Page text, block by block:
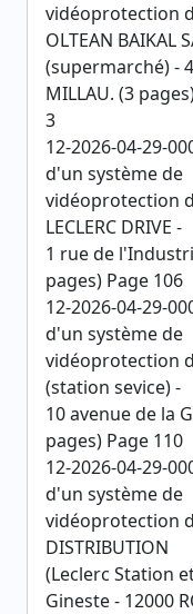
vidéoprotection
OLTEAN BAIKAL
(supermarché) -
MILLAU. (3
3
12-2026-04-29-
d'un système de
vidéoprotection
LECLERC DRIVE -
1 rue de
pages) Page 106
12-2026-04-29-
d'un système de
vidéoprotection
(station sevice) -
10 avenue de la
pages) Page 110
12-2026-04-29-
d'un système de
vidéoprotection
DISTRIBUTION
(Leclerc Station
Gineste - 12000